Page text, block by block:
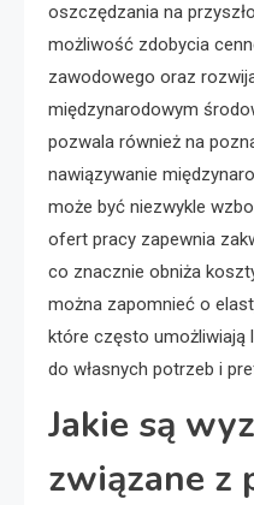
oszczędzania na
możliwość zdobycia
zawodowego oraz
międzynarodowym
pozwala również na
nawiązywanie
może być niezwykle
ofert pracy zapewnia
co znacznie obniża
można zapomnieć o
które często umożliwiają
do własnych potrzeb i
Jakie są
związane z